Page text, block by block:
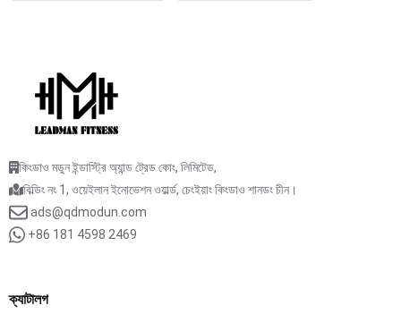
কিংডাও মডুন ইন্ডাস্ট্রি অ্যান্ড ট্রেড কোং, লিমিটেড,
বিল্ডিং নং 1, ওয়েইলান ইনোভেশন ওয়ার্ল্ড, চেংইয়াং কিংডাও শানডং চীন।
ads@qdmodun.com
+86 181 4598 2469
ক্যাটালগ